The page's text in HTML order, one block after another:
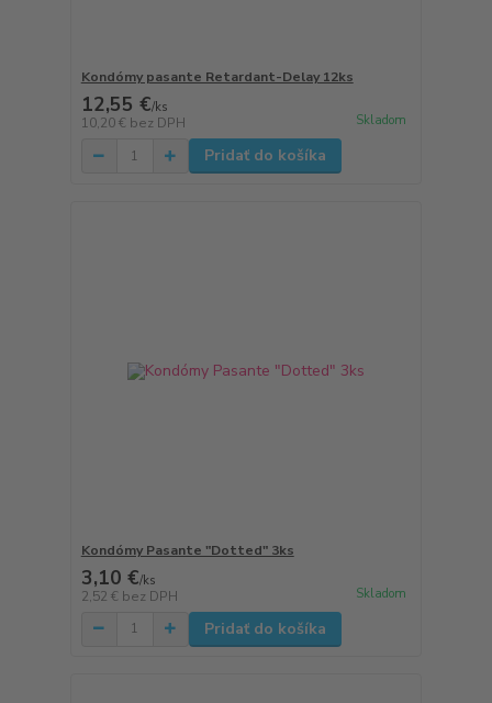
Kondómy pasante Retardant-Delay 12ks
12,55 €/ks
10,20 € bez DPH Skladom
Pridať do košíka
Kondómy Pasante "Dotted" 3ks
3,10 €/ks
2,52 € bez DPH Skladom
Pridať do košíka